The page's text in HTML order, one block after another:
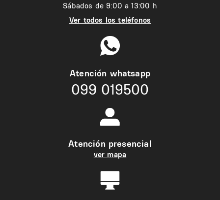
Sábados de 9:00 a 13:00 h
Ver todos los teléfonos
Atención whatsapp
099 019500
Atención presencial
ver mapa